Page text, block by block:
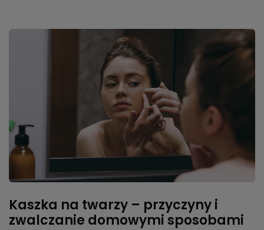
Kaszka na twarzy – przyczyny i
zwalczanie domowymi sposobami